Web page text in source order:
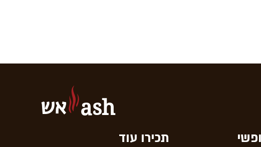
אש ash
תכירו עוד